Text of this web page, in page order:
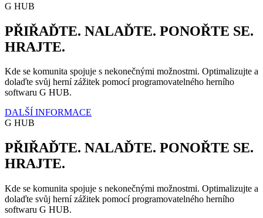
G HUB
PŘIŘAĎTE. NALAĎTE. PONOŘTE SE.
HRAJTE.
Kde se komunita spojuje s nekonečnými možnostmi. Optimalizujte a
dolaďte svůj herní zážitek pomocí programovatelného herního
softwaru G HUB.
DALŠÍ INFORMACE
G HUB
PŘIŘAĎTE. NALAĎTE. PONOŘTE SE.
HRAJTE.
Kde se komunita spojuje s nekonečnými možnostmi. Optimalizujte a
dolaďte svůj herní zážitek pomocí programovatelného herního
softwaru G HUB.